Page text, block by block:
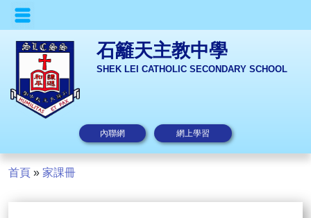
石籬天主教中學
SHEK LEI CATHOLIC SECONDARY SCHOOL
內聯網 網上學習
首頁 » 家課冊